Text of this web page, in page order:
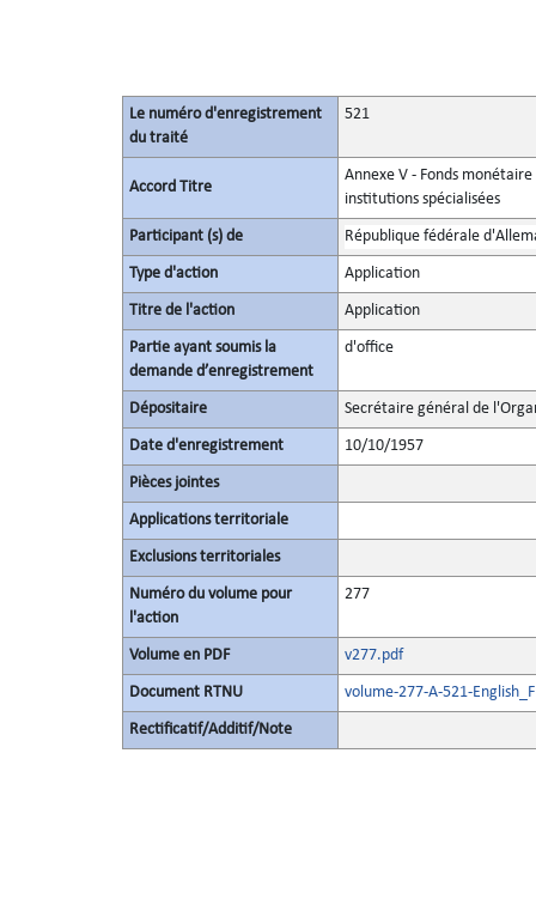
Le numéro d'enregistrement
du traité
521
Accord Titre
Annexe V - Fonds
institutions spécialisées
Participant (s) de République fédérale
Type d'action Application
Titre de l'action Application
Partie ayant soumis la
demande d’enregistrement
d'office
Dépositaire Secrétaire général de
Date d'enregistrement 10/10/1957
Pièces jointes
Applications territoriale
Exclusions territoriales
Numéro du volume pour
l'action
277
Volume en PDF v277.pdf
Document RTNU volume-277-A-521-
Rectificatif/Additif/Note